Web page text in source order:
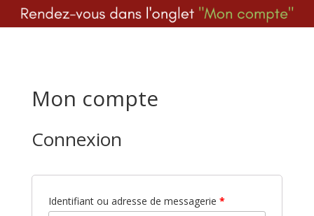
Mon compte
Connexion
Identifiant ou adresse de messagerie *